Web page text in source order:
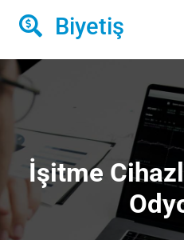
Biyetiş
İşitme